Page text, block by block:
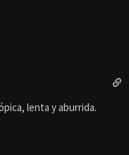
lenta y aburrida.